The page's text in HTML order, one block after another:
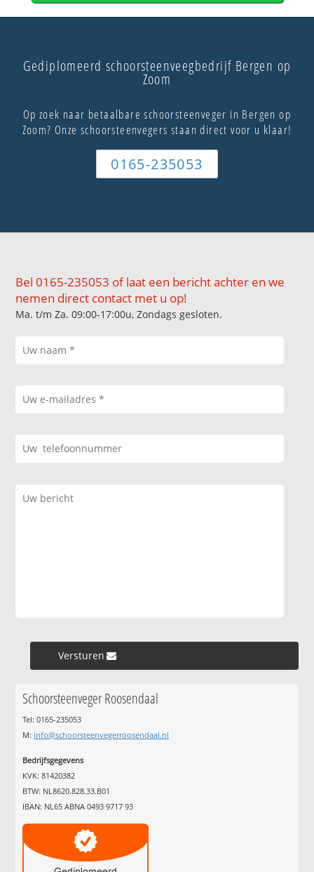
Gediplomeerd schoorsteenveegbedrijf Bergen op
Zoom
Op zoek naar betaalbare schoorsteenveger in Bergen op
Zoom? Onze schoorsteenvegers staan direct voor u klaar!
0165-235053
Bel 0165-235053 of laat een bericht achter en we
nemen direct contact met u op!
Ma. t/m Za. 09:00-17:00u, Zondags gesloten.
Versturen »
Schoorsteenveger Roosendaal
Tel: 0165-235053
M: info@schoorsteenvegerroosendaal.nl
Bedrijfsgegevens
KVK: 81420382
BTW: NL8620.828.33.B01
IBAN: NL65 ABNA 0493 9717 93